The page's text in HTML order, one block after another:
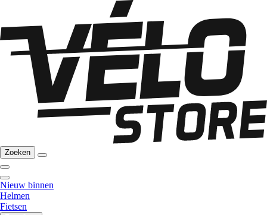
Zoeken
Nieuw binnen
Helmen
Fietsen